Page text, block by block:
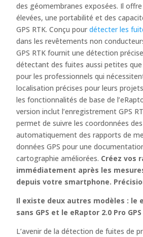
des géomembranes exposées. Il
élevées, une portabilité et des
GPS RTK. Conçu pourdétecter les
dans les revêtements non
GPS RTK fournit une détection
détectant des fuites aussi petites que
pour les professionnels qui
localisation précises pour leurs
les fonctionnalités de base de
version inclut l’enregistrement GPS
permet de suivre les coordonnées
automatiquement des rapports de
données GPS pour une
cartographie améliorées. Créez vos
immédiatement après les
depuis votre smartphone.
Il existe deux autres modèles : le
sans GPS et le eRaptor 2.0 Pro
L’avenir de la détection de fuites de